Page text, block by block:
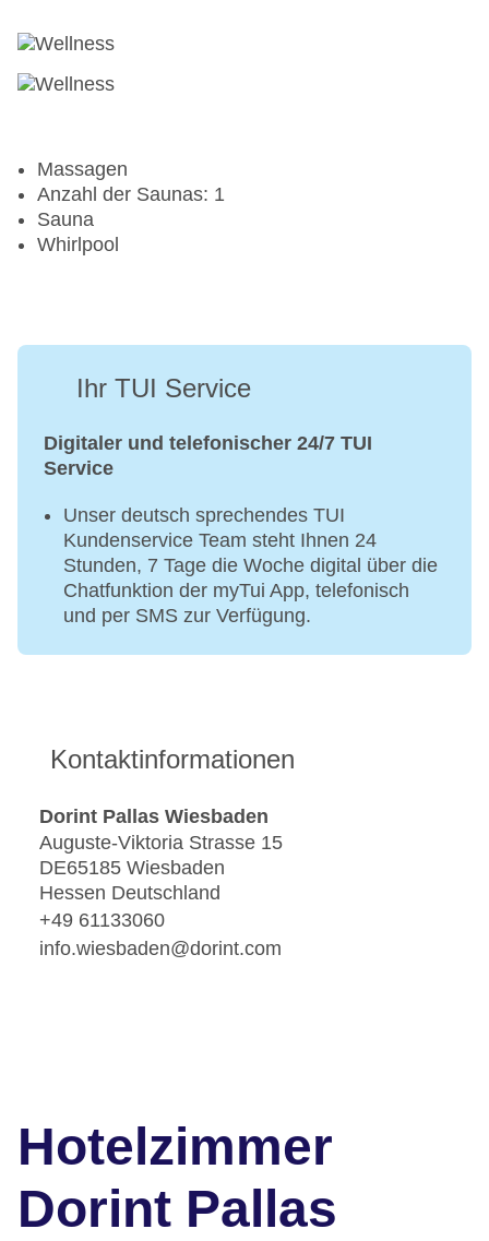
Massagen
Anzahl der Saunas: 1
Sauna
Whirlpool
Ihr TUI Service
Digitaler und telefonischer 24/7 TUI
Service
Unser deutsch sprechendes TUI
Kundenservice Team steht Ihnen 24
Stunden, 7 Tage die Woche digital über die
Chatfunktion der myTui App, telefonisch
und per SMS zur Verfügung.
Kontaktinformationen
Dorint Pallas Wiesbaden
Auguste-Viktoria Strasse 15
DE65185 Wiesbaden
Hessen Deutschland
+49 61133060
info.wiesbaden@dorint.com
Hotelzimmer
Dorint Pallas